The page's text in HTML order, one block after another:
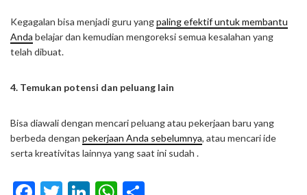
Kegagalan bisa menjadi guru yangpaling efektif untuk membantu
Anda belajar dan kemudian mengoreksi semua kesalahan yang
telah dibuat.
4. Temukan potensi dan peluang lain
Bisa diawali dengan mencari peluang atau pekerjaan baru yang
berbeda dengan pekerjaan Anda sebelumnya, atau mencari ide
serta kreativitas lainnya yang saat ini sudah .